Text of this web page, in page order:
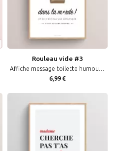
Rouleau vide #3
6,99 €